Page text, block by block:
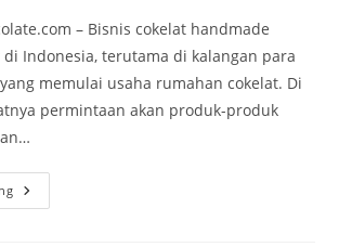
– Bisnis cokelat handmade
Indonesia, terutama di kalangan para
memulai usaha rumahan cokelat. Di
permintaan akan produk-produk
Peluang
Bisnis